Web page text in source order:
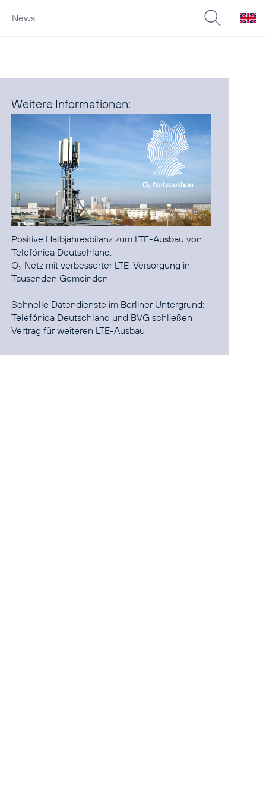
News
Weitere Informationen:
Positive Halbjahresbilanz zum LTE-Ausbau von
O2 Netz mit verbesserter LTE-Versorgung in
Tausenden Gemeinden
Telefónica Deutschland und BVG schließen
Vertrag für weiteren LTE-Ausbau